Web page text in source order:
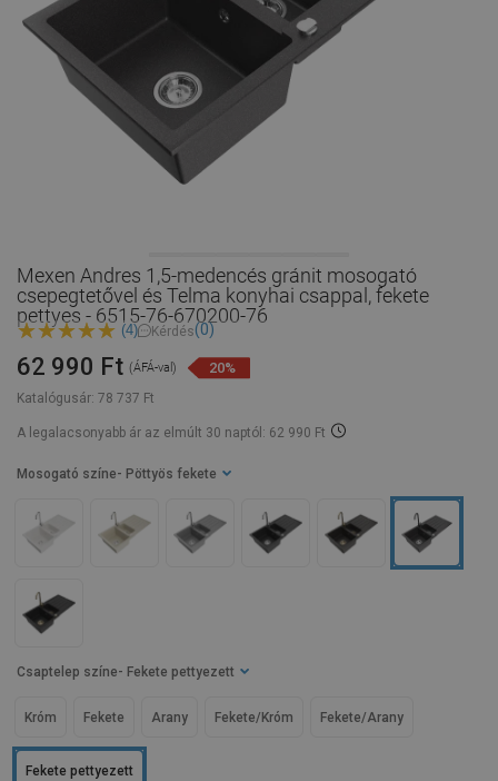
Mexen Andres 1,5-medencés gránit mosogató
csepegtetővel és Telma konyhai csappal, fekete
pettyes - 6515-76-670200-76
(4) Kérdés(0)
Katalógusár: 78 737 Ft
62 990 Ft (ÁFÁ-val) 20%
A legalacsonyabb ár az elmúlt 30 naptól: 62 990 Ft
Mosogató színe - Pöttyös fekete
Csaptelep színe - Fekete pettyezett
Arany
Króm Fekete Fekete/Arany
Fekete/Króm
Fekete pettyezett